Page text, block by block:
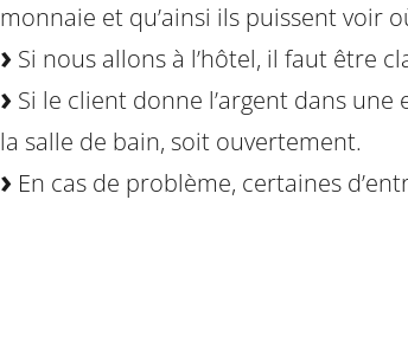
monnaie et qu’ainsi ils puissent voir
Si nous allons à l’hôtel, il faut être
Si le client donne l’argent dans
la salle de bain, soit ouvertement.
En cas de problème, certaines